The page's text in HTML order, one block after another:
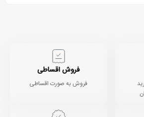
فروش اقساطی
فروش به صورت اقساطی